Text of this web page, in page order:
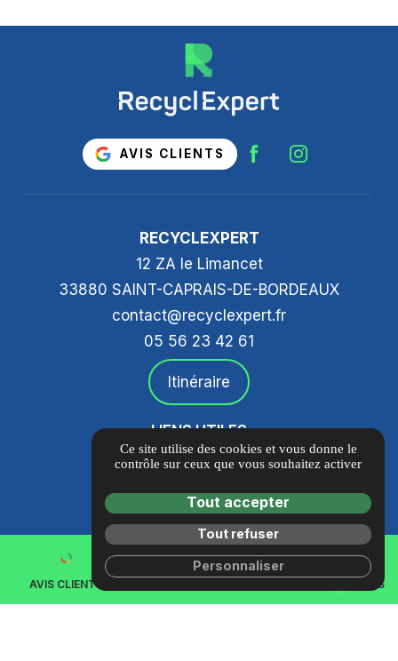
AVIS CLIENTS
search mail
CONTACTEZ-NOUS
AVIS CLIENTS
RECYCLEXPERT
12 ZA le Limancet
33880 SAINT-CAPRAIS-DE-BORDEAUX
contact@recyclexpert.fr
05 56 23 42 61
Itinéraire
LIENS UTILES
Guide Local
Mentions légales
Politique de confidentialité
Gestion des cookies
Ce site utilise des cookies et vous donne le
contrôle sur ceux que vous souhaitez activer
Tout accepter
Tout refuser
Personnaliser